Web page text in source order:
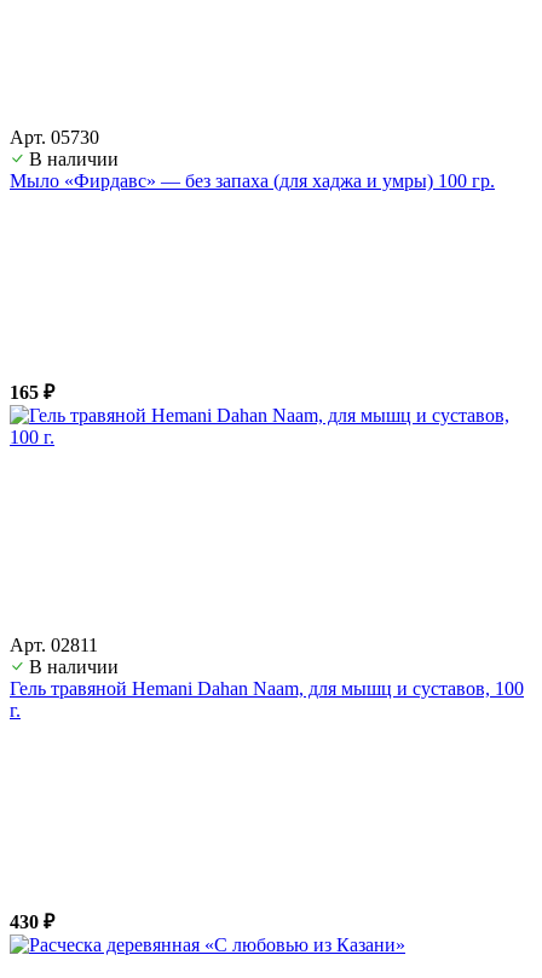
Арт. 05730
В наличии
Мыло «Фирдавс» — без запаха (для хаджа и умры) 100 гр.
165 ₽
Арт. 02811
В наличии
Гель травяной Hemani Dahan Naam, для мышц и суставов, 100
г.
430 ₽